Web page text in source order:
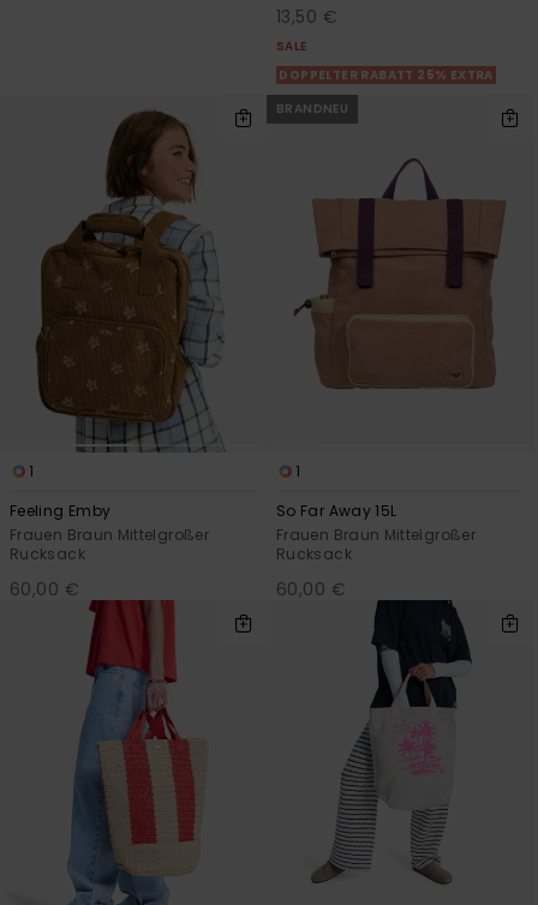
13,50 €
SALE
DOPPELTER RABATT 25% EXTRA
1
Feeling Emby
Frauen Braun Mittelgroßer
Rucksack
60,00 €
BRANDNEU
1
So Far Away 15L
Frauen Braun Mittelgroßer
Rucksack
60,00 €